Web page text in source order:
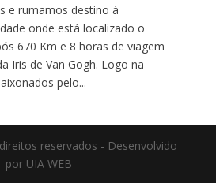
e rumamos destino à
onde está localizado o
670 Km e 8 horas de viagem
Iris de Van Gogh. Logo na
pelo...
reservados - Desenvolvido
por UIA WEB